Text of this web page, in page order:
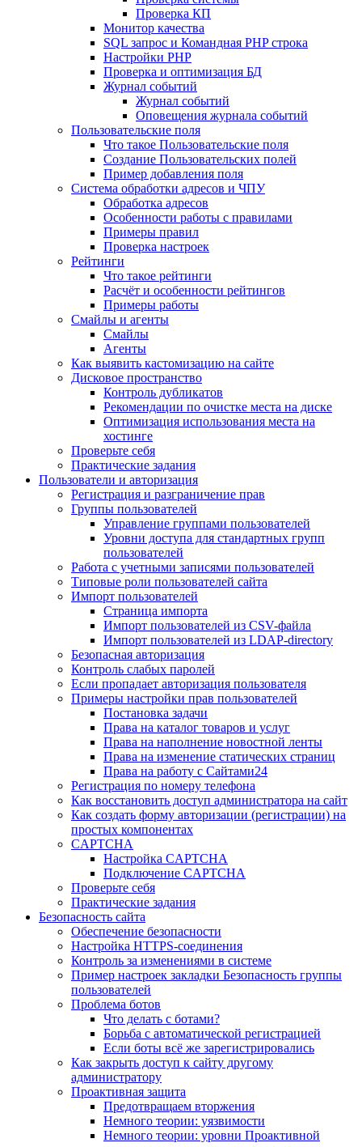
Проверка КП
Монитор качества
SQL запрос и Командная PHP строка
Настройки PHP
Проверка и оптимизация БД
Журнал событий
Журнал событий
Оповещения журнала событий
Пользовательские поля
Что такое Пользовательские поля
Создание Пользовательских полей
Пример добавления поля
Система обработки адресов и ЧПУ
Обработка адресов
Особенности работы с правилами
Примеры правил
Проверка настроек
Рейтинги
Что такое рейтинги
Расчёт и особенности рейтингов
Примеры работы
Смайлы и агенты
Смайлы
Агенты
Как выявить кастомизацию на сайте
Дисковое пространство
Контроль дубликатов
Рекомендации по очистке места на диске
Оптимизация использования места на
хостинге
Проверьте себя
Практические задания
Пользователи и авторизация
Регистрация и разграничение прав
Группы пользователей
Управление группами пользователей
Уровни доступа для стандартных групп
пользователей
Работа с учетными записями пользователей
Типовые роли пользователей сайта
Импорт пользователей
Страница импорта
Импорт пользователей из CSV-файла
Импорт пользователей из LDAP-directory
Безопасная авторизация
Контроль слабых паролей
Если пропадает авторизация пользователя
Примеры настройки прав пользователей
Постановка задачи
Права на каталог товаров и услуг
Права на наполнение новостной ленты
Права на изменение статических страниц
Права на работу с Сайтами24
Регистрация по номеру телефона
Как восстановить доступ администратора на сайт
Как создать форму авторизации (регистрации) на
простых компонентах
CAPTCHA
Настройка CAPTCHA
Подключение CAPTCHA
Проверьте себя
Практические задания
Безопасность сайта
Обеспечение безопасности
Настройка HTTPS-соединения
Контроль за изменениями в системе
Пример настроек закладки Безопасность группы
пользователей
Проблема ботов
Что делать с ботами?
Борьба с автоматической регистрацией
Если боты всё же зарегистрировались
Как закрыть доступ к сайту другому
администратору
Проактивная защита
Предотвращаем вторжения
Немного теории: уязвимости
Немного теории: уровни Проактивной